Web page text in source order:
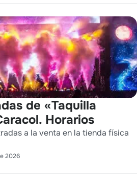
de «Taquilla
Horarios
a la venta en la tienda física
2026